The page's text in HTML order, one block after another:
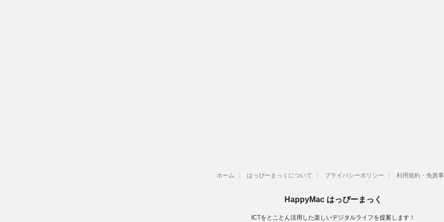
ホーム はっぴーまっくについて プライバシーポリシー 利用規約・免責
HappyMac はっぴーまっく
ICTをとことん活用した楽しいデジタルライフを提案します！